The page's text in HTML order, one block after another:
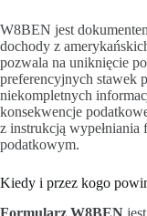
W8BEN jest
dochody z
pozwala na uniknięcie
preferencyjnych stawek
niekompletnych
konsekwencje
z instrukcją wypełniania
podatkowym.
Kiedy i przez kogo
Formularz W8BEN